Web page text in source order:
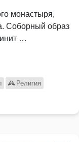
монастыря,
Соборный образ
…
Религия